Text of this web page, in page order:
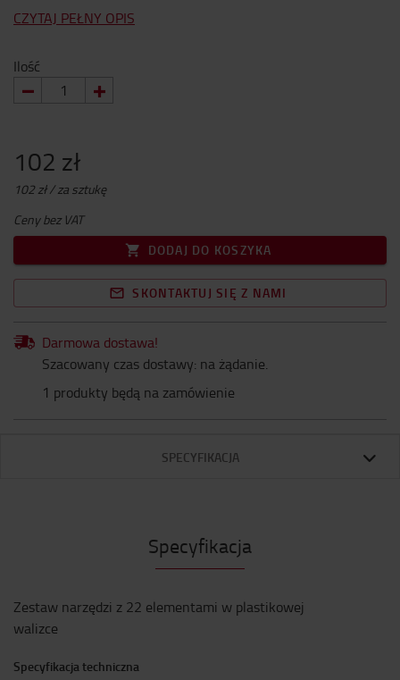
CZYTAJ PEŁNY OPIS
Ilość
102 zł
102 zł / za sztukę
Ceny bez VAT
DODAJ DO KOSZYKA
SKONTAKTUJ SIĘ Z NAMI
Darmowa dostawa!
Szacowany czas dostawy: na żądanie.
1 produkty będą na zamówienie
SPECYFIKACJA
Specyfikacja
Zestaw narzędzi z 22 elementami w plastikowej
walizce
Specyfikacja techniczna